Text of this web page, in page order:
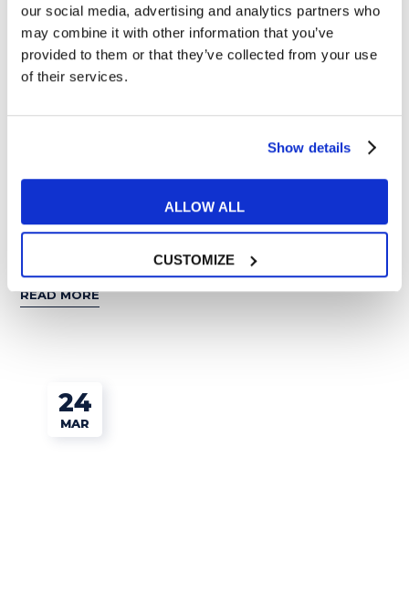
our social media, advertising and analytics partners who
may combine it with other information that you’ve
provided to them or that they’ve collected from your use
of their services.
Show details
ALLOW ALL
CUSTOMIZE
Future in the past: come si forma e quando si
READ MORE
24
MAR